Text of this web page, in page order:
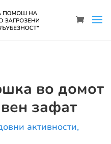
во домот
зафат
активности,